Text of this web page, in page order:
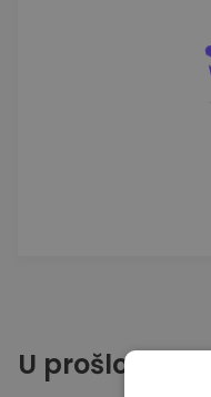
U prošloj godini